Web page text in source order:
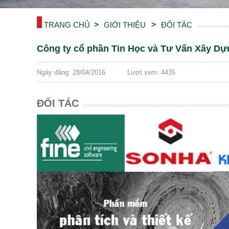
TRANG CHỦ GIỚI THIỆU ĐỐI TÁC
Công ty cổ phần Tin Học và Tư Vấn Xây
Ngày đăng: 28/04/2016 Lượt xem: 4435
ĐỐI TÁC